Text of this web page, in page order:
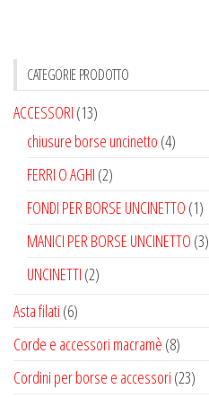
CATEGORIE PRODOTTO
ACCESSORI (13)
chiusure borse uncinetto (4)
FERRI O AGHI (2)
FONDI PER BORSE UNCINETTO (1)
MANICI PER BORSE UNCINETTO (3)
UNCINETTI (2)
Asta filati (6)
Corde e accessori macramè (8)
Cordini per borse e accessori (23)